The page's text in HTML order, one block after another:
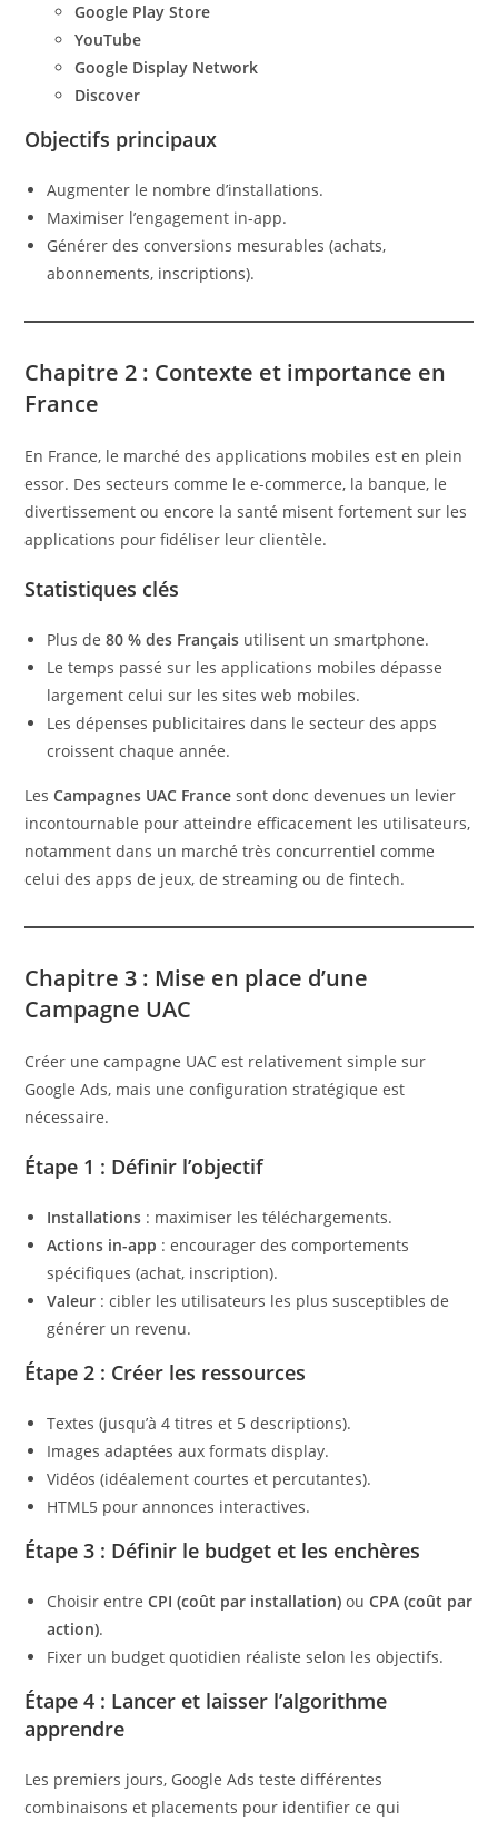
Google Play Store
YouTube
Google Display Network
Discover
Objectifs principaux
Augmenter le nombre d’installations.
Maximiser l’engagement in-app.
Générer des conversions mesurables (achats,
abonnements, inscriptions).
Chapitre 2 : Contexte et importance en
France
En France, le marché des applications mobiles est en plein
essor. Des secteurs comme le e-commerce, la banque, le
divertissement ou encore la santé misent fortement sur les
applications pour fidéliser leur clientèle.
Statistiques clés
Plus de80 % des Français utilisent un smartphone.
Le temps passé sur les applications mobiles dépasse
largement celui sur les sites web mobiles.
Les dépenses publicitaires dans le secteur des apps
croissent chaque année.
LesCampagnes UAC France sont donc devenues un levier
incontournable pour atteindre efficacement les utilisateurs,
notamment dans un marché très concurrentiel comme
celui des apps de jeux, de streaming ou de fintech.
Chapitre 3 : Mise en place d’une
Campagne UAC
Créer une campagne UAC est relativement simple sur
Google Ads, mais une configuration stratégique est
nécessaire.
Étape 1 : Définir l’objectif
Installations : maximiser les téléchargements.
Actions in-app : encourager des comportements
spécifiques (achat, inscription).
Valeur : cibler les utilisateurs les plus susceptibles de
générer un revenu.
Étape 2 : Créer les ressources
Textes (jusqu’à 4 titres et 5 descriptions).
Images adaptées aux formats display.
Vidéos (idéalement courtes et percutantes).
HTML5 pour annonces interactives.
Étape 3 : Définir le budget et les enchères
Choisir entreCPI (coût par installation) ouCPA (coût par
action).
Fixer un budget quotidien réaliste selon les objectifs.
Étape 4 : Lancer et laisser l’algorithme
apprendre
Les premiers jours, Google Ads teste différentes
combinaisons et placements pour identifier ce qui